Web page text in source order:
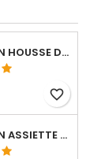
LOCATION HOUSSE DE CHAISES
favorite_border
LOCATION ASSIETTE PLATE FINE PORCELAINE, Ø 27 CM